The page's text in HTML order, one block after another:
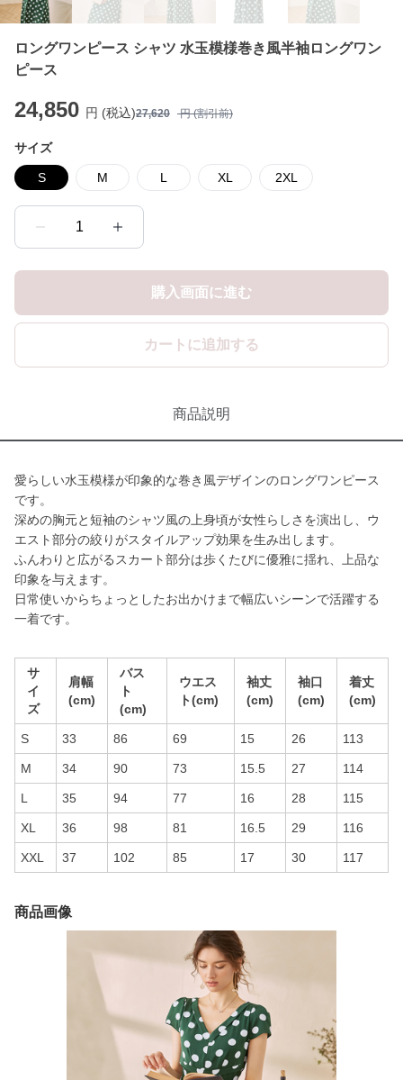
ロングワンピース シャツ 水玉模様巻き風半袖ロングワン
ピース
24,850 円 (税込)27,620 円 (割引前)
サイズ
S M L XL 2XL
1
購入画面に進む
カートに追加する
商品説明
愛らしい水玉模様が印象的な巻き風デザインのロングワンピース
です。
深めの胸元と短袖のシャツ風の上身頃が女性らしさを演出し、ウ
エスト部分の絞りがスタイルアップ効果を生み出します。
ふんわりと広がるスカート部分は歩くたびに優雅に揺れ、上品な
印象を与えます。
日常使いからちょっとしたお出かけまで幅広いシーンで活躍する
一着です。
サ
イ
ズ
肩幅
(cm)
バス
ト
(cm)
ウエス
ト(cm)
袖丈
(cm)
袖口
(cm)
着丈
(cm)
S 33 86 69 15 26 113
M 34 90 73 15.5 27 114
L 35 94 77 16 28 115
XL 36 98 81 16.5 29 116
XXL 37 102 85 17 30 117
商品画像